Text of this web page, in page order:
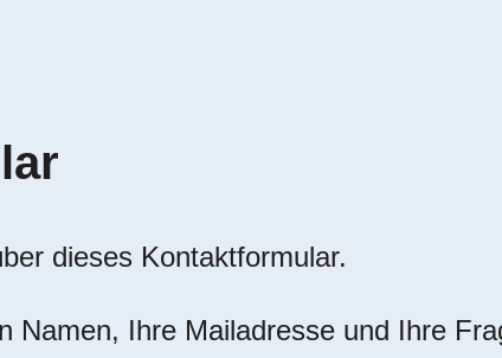
dieses Kontaktformular.
Namen, Ihre Mailadresse und Ihre